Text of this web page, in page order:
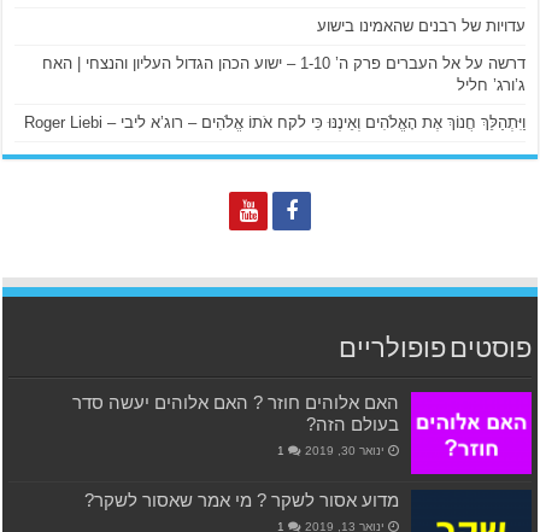
עדויות של רבנים שהאמינו בישוע
דרשה על אל העברים פרק ה’ 1-10 – ישוע הכהן הגדול העליון והנצחי | האח
ג’ורג’ חליל
וַיִּתְהַלֵּךְ חֲנוֹךְ אֶת הָאֱלֹהִים וְאֵינֶנּוּ כִּי לקח אֹתוֹ אֱלֹהִים – רוג’א ליבי – Roger Liebi
פוסטים פופולריים
האם אלוהים חוזר ? האם אלוהים יעשה סדר
בעולם הזה?
ינואר 30, 2019 1
מדוע אסור לשקר ? מי אמר שאסור לשקר?
ינואר 13, 2019 1